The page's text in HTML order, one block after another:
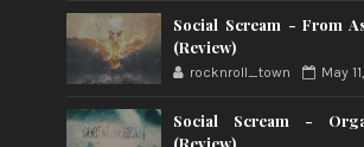
Social Scream - From
(Review)
rocknroll_town May
Social Scream -
(Review)